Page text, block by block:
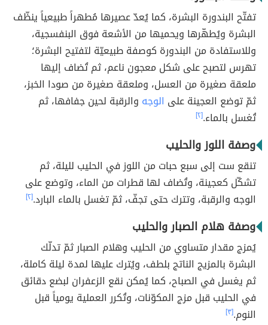
تفتّح البندورة البشرة، كما يُعدّ عصيرها مُطهراً طبيعياً ينظّف
البشرة ويُطهّرها ويحميها من الأشعة فوق البنفسجية،
وللاستفادة من البندورة كوصفة طبيعيّة لتفتيح البشرة؛
تهرس لتصبح على شكل معجون ناعم، ثم تُضاف إليها
ملعقة صغيرة من العسل، وملعقة صغيرة من صودا الخبز،
ثمّ توضع العجينة على الوجه والرقبة لحين جفافها، ثم
تُغسل بالماء.[٢]
وصفة اللوز والحليب
تنقع ست إلى سبع حبات من اللوز في الحليب لليلة، ثم
تشكّل كعجينة، وتُضاف لها قطرات من الماء، وتوضع على
الوجه والرقبة، وتترك حتى تجفّ، ثمّ تغسل بالماء البارد.[٢]
وصفة هلام الصبار والحليب
يُمزج مقدار متساوي من الحليب وهلام الصبار ثمّ تدلّك
البشرة بالمزيج الناتج بلطف، ويُترك عليها لمدة ليلة كاملة،
ثم يغسل في الصباح، كما يُمكن نقع الزعفران لبضع دقائق
في الحليب قبل مزج المكوّنات، وتُكرر العملية يومياً قبل
النوم.[٣]